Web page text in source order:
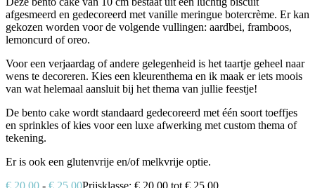
afgesmeerd en gedecoreerd met vanille meringue botercrème. Er kan
gekozen worden voor de volgende vullingen: aardbei, framboos,
lemoncurd of oreo.
Voor een verjaardag of andere gelegenheid is het taartje geheel naar
wens te decoreren. Kies een kleurenthema en ik maak er iets moois
van wat helemaal aansluit bij het thema van jullie feestje!
De bento cake wordt standaard gedecoreerd met één soort toeffjes
en sprinkles of kies voor een luxe afwerking met custom thema of
tekening.
Er is ook een glutenvrije en/of melkvrije optie.